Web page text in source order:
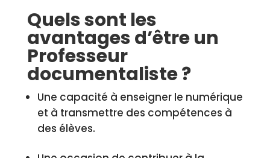
Quels sont les
avantages d’être un
Professeur
documentaliste ?
Une capacité à enseigner le numérique
et à transmettre des compétences à
des élèves.